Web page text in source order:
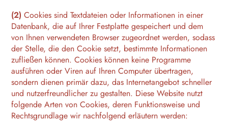
(2) Cookies sind Textdateien oder Informationen in einer
Datenbank, die auf Ihrer Festplatte gespeichert und dem
von Ihnen verwendeten Browser zugeordnet werden, sodass
der Stelle, die den Cookie setzt, bestimmte Informationen
zufließen können. Cookies können keine Programme
ausführen oder Viren auf Ihren Computer übertragen,
sondern dienen primär dazu, das Internetangebot schneller
und nutzerfreundlicher zu gestalten. Diese Website nutzt
folgende Arten von Cookies, deren Funktionsweise und
Rechtsgrundlage wir nachfolgend erläutern werden: